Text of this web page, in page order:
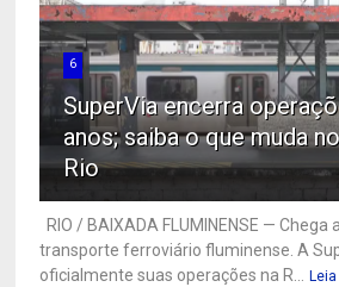
6
SuperVia encerra
anos; saiba o que muda
Rio
RIO / BAIXADA FLUMINENSE —
transporte ferroviário fluminense. A
oficialmente suas operações na R...